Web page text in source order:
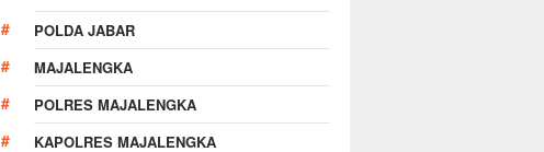
POLDA JABAR
MAJALENGKA
POLRES MAJALENGKA
KAPOLRES MAJALENGKA